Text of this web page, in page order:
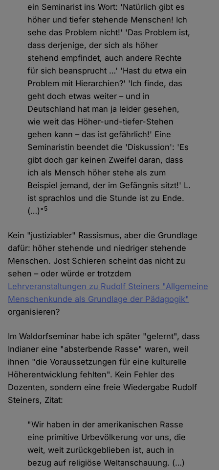
ein Seminarist ins Wort: 'Natürlich gibt es
höher und tiefer stehende Menschen! Ich
sehe das Problem nicht!' 'Das Problem ist,
dass derjenige, der sich als höher
stehend empfindet, auch andere Rechte
für sich beansprucht …' 'Hast du etwa ein
Problem mit Hierarchien?' 'Ich finde, das
geht doch etwas weiter – und in
Deutschland hat man ja leider gesehen,
wie weit das Höher-und-tiefer-Stehen
gehen kann – das ist gefährlich!' Eine
Seminaristin beendet die 'Diskussion': 'Es
gibt doch gar keinen Zweifel daran, dass
ich als Mensch höher stehe als zum
Beispiel jemand, der im Gefängnis sitzt!' L.
ist sprachlos und die Stunde ist zu Ende.
(…)" 5
Kein "justiziabler" Rassismus, aber die Grundlage
dafür: höher stehende und niedriger stehende
Menschen. Jost Schieren scheint das nicht zu
sehen – oder würde er trotzdem
Lehrveranstaltungen zu Rudolf Steiners "Allgemeine
Menschenkunde als Grundlage der Pädagogik"
organisieren?
Im Waldorfseminar habe ich später "gelernt", dass
Indianer eine "absterbende Rasse" waren, weil
ihnen "die Voraussetzungen für eine kulturelle
Höherentwicklung fehlten". Kein Fehler des
Dozenten, sondern eine freie Wiedergabe Rudolf
Steiners, Zitat:
"Wir haben in der amerikanischen Rasse
eine primitive Urbevölkerung vor uns, die
weit, weit zurückgeblieben ist, auch in
bezug auf religiöse Weltanschauung. (…)